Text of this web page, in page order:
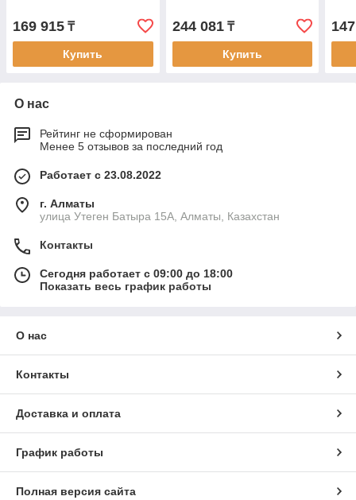
169 915 ₸
Купить
244 081₸
Купить
О нас
Рейтинг не сформирован
Менее 5 отзывов за последний год
Работает с 23.08.2022
г. Алматы
улица Утеген Батыра 15А, Алматы, Казахстан
Контакты
Сегодня работает с 09:00 до 18:00
Показать весь график работы
О нас
Контакты
Доставка и оплата
График работы
Полная версия сайта